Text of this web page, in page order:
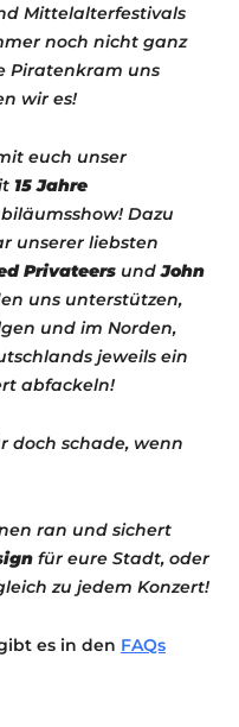
Mittelalterfestivals
noch nicht ganz
Piratenkram uns
wir es!
euch unser
15 Jahre
Dazu
unserer liebsten
Privateers undJohn
uns unterstützen,
und im Norden,
jeweils ein
abfackeln!
doch schade, wenn
ran und sichert
für eure Stadt, oder
zu jedem Konzert!
es in den FAQs